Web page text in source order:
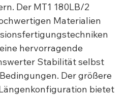
Der MT1 180LB/2
Materialien
hervorragende
Stabilität selbst
Der größere
bietet